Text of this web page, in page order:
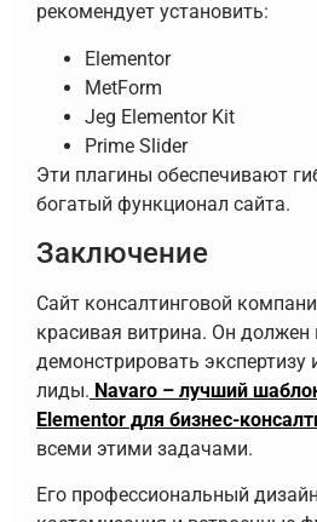
рекомендует установить:
Elementor
MetForm
Jeg Elementor Kit
Prime Slider
Эти плагины обеспечивают
богатый функционал сайта.
Заключение
Сайт консалтинговой
красивая витрина. Он
демонстрировать экспертизу
лиды. Navaro – лучший
Elementor для бизнес-
всеми этими задачами.
Его профессиональный